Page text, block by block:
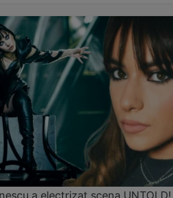
a electrizat scena UNTOLD!